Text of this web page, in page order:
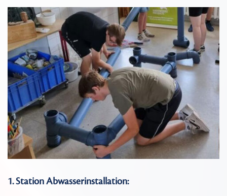
1. Station Abwasserinstallation: